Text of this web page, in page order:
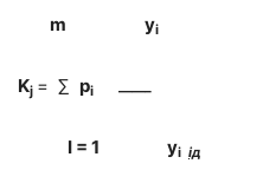
m yi
Kj = ∑ pi ——–
I = 1 yi ід